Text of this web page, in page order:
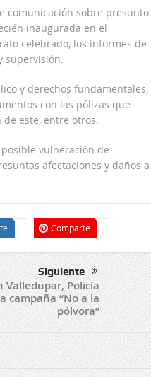
comunicación sobre presunto
inaugurada en el
celebrado, los informes de
supervisión.
y derechos fundamentales,
con las pólizas que
este, entre otros.
vulneración de
afectaciones y daños a
Comparte
Siguiente
Valledupar, Policía
campaña “No a la
pólvora”
del Cesar